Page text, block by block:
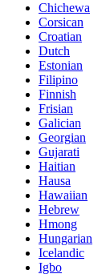
Chichewa
Corsican
Croatian
Dutch
Estonian
Filipino
Finnish
Frisian
Galician
Georgian
Gujarati
Haitian
Hausa
Hawaiian
Hebrew
Hmong
Hungarian
Icelandic
Igbo